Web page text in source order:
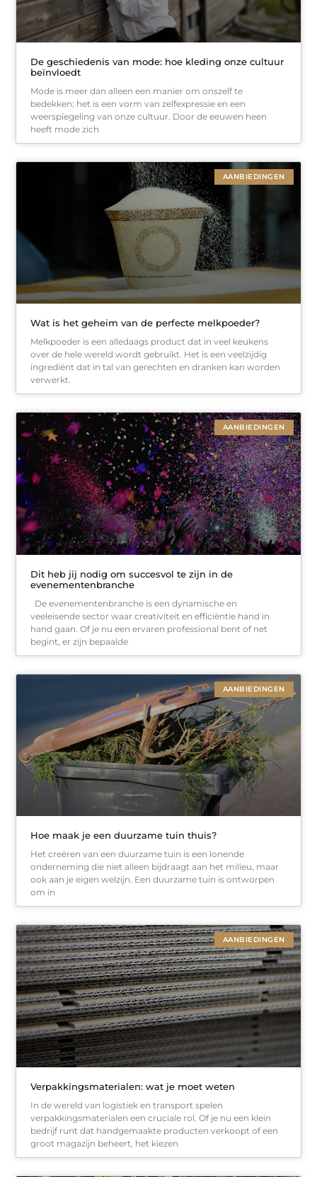
De geschiedenis van mode: hoe kleding onze cultuur
beïnvloedt
Mode is meer dan alleen een manier om onszelf te
bedekken; het is een vorm van zelfexpressie en een
weerspiegeling van onze cultuur. Door de eeuwen heen
heeft mode zich
AANBIEDINGEN
Wat is het geheim van de perfecte melkpoeder?
Melkpoeder is een alledaags product dat in veel keukens
over de hele wereld wordt gebruikt. Het is een veelzijdig
ingrediënt dat in tal van gerechten en dranken kan worden
verwerkt.
AANBIEDINGEN
Dit heb jij nodig om succesvol te zijn in de
evenementenbranche
De evenementenbranche is een dynamische en
veeleisende sector waar creativiteit en efficiëntie hand in
hand gaan. Of je nu een ervaren professional bent of net
begint, er zijn bepaalde
AANBIEDINGEN
Hoe maak je een duurzame tuin thuis?
Het creëren van een duurzame tuin is een lonende
onderneming die niet alleen bijdraagt aan het milieu, maar
ook aan je eigen welzijn. Een duurzame tuin is ontworpen
om in
AANBIEDINGEN
Verpakkingsmaterialen: wat je moet weten
In de wereld van logistiek en transport spelen
verpakkingsmaterialen een cruciale rol. Of je nu een klein
bedrijf runt dat handgemaakte producten verkoopt of een
groot magazijn beheert, het kiezen